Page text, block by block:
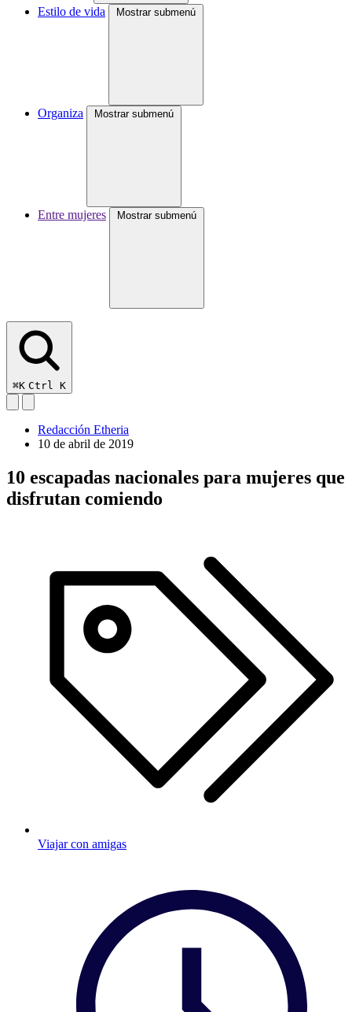
Estilo de vida Mostrar submenú
Organiza Mostrar submenú
Entre mujeres Mostrar submenú
⌘K Ctrl K
Redacción Etheria
10 de abril de 2019
10 escapadas nacionales para mujeres que
disfrutan comiendo
Viajar con amigas